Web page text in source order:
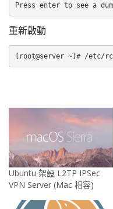
Press enter to see a
重新啟動
[root@server ~]# /etc/
Ubuntu 架設 L2TP IPSec
VPN Server (Mac 相容)